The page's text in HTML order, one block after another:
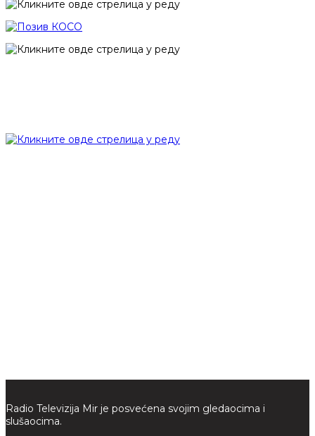
Radio Televizija Mir je posvećena svojim gledaocima i
slušaocima.